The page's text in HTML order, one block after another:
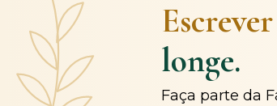
longe.
Faça parte da